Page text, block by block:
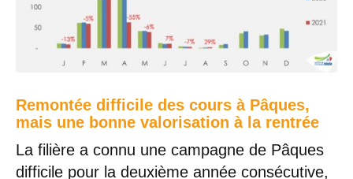
Remontée difficile des cours à Pâques,
mais une bonne valorisation à la rentrée
La filière a connu une campagne de Pâques
difficile pour la deuxième année consécutive,